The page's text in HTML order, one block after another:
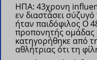
ΗΠΑ: 43χρονη
εν διαστάσει
ήταν παιδόφιλος Ο
προπονητής ομάδας
κατηγορήθηκε από
αθλήτριας ότι τη